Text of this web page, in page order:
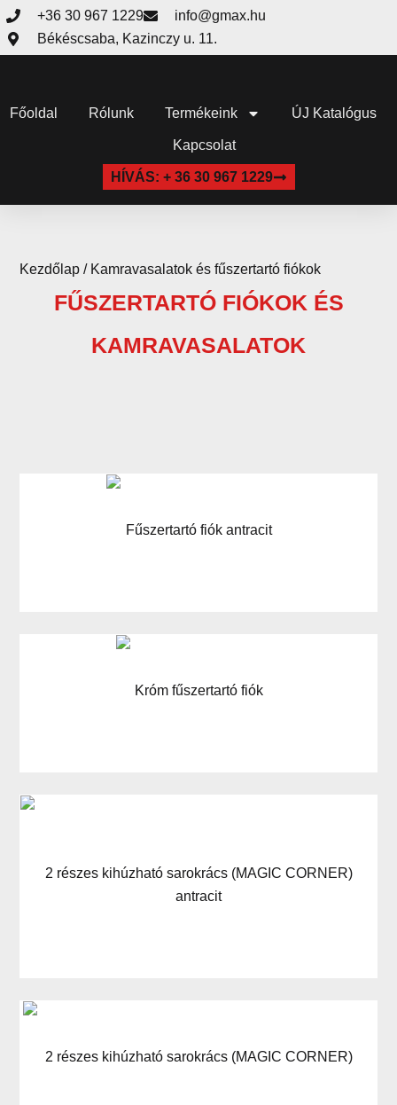
+36 30 967 1229
info@gmax.hu
Békéscsaba, Kazinczy u. 11.
Főoldal Rólunk Termékeink ÚJ Katalógus
Kapcsolat
HÍVÁS: + 36 30 967 1229
Kezdőlap / Kamravasalatok és fűszertartó fiókok
FŰSZERTARTÓ FIÓKOK ÉS
KAMRAVASALATOK
Fűszertartó fiók antracit
Króm fűszertartó fiók
2 részes kihúzható sarokrács (MAGIC CORNER)
antracit
2 részes kihúzható sarokrács (MAGIC CORNER)